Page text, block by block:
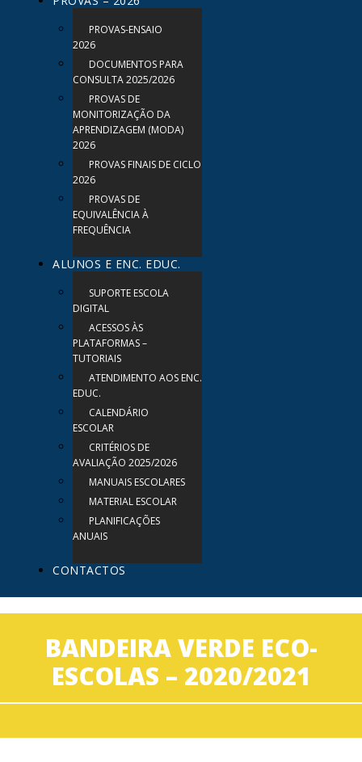
PROVAS-ENSAIO
2026
DOCUMENTOS PARA
CONSULTA 2025/2026
PROVAS DE
MONITORIZAÇÃO DA
APRENDIZAGEM (MODA)
2026
PROVAS FINAIS DE CICLO
2026
PROVAS DE
EQUIVALÊNCIA À
FREQUÊNCIA
ALUNOS E ENC. EDUC.
SUPORTE ESCOLA
DIGITAL
ACESSOS ÀS
PLATAFORMAS –
TUTORIAIS
ATENDIMENTO AOS ENC.
EDUC.
CALENDÁRIO
ESCOLAR
CRITÉRIOS DE
AVALIAÇÃO 2025/2026
MANUAIS ESCOLARES
MATERIAL ESCOLAR
PLANIFICAÇÕES
ANUAIS
CONTACTOS
BANDEIRA VERDE ECO-
ESCOLAS – 2020/2021